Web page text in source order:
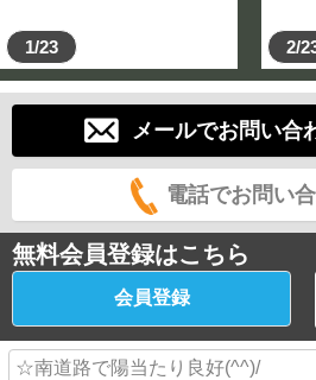
1/23 2/
メールでお問い合
電話でお問い
無料会員登録はこちら
会員登録
☆南道路で陽当たり良好(^^)/